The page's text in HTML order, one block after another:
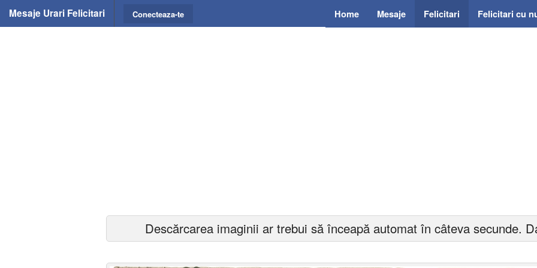
Mesaje Urari Felicitari Home Mesaje Felicitari Felicitari cu
Conecteaza-te
Descărcarea imaginii ar trebui să înceapă automat în câteva secunde.